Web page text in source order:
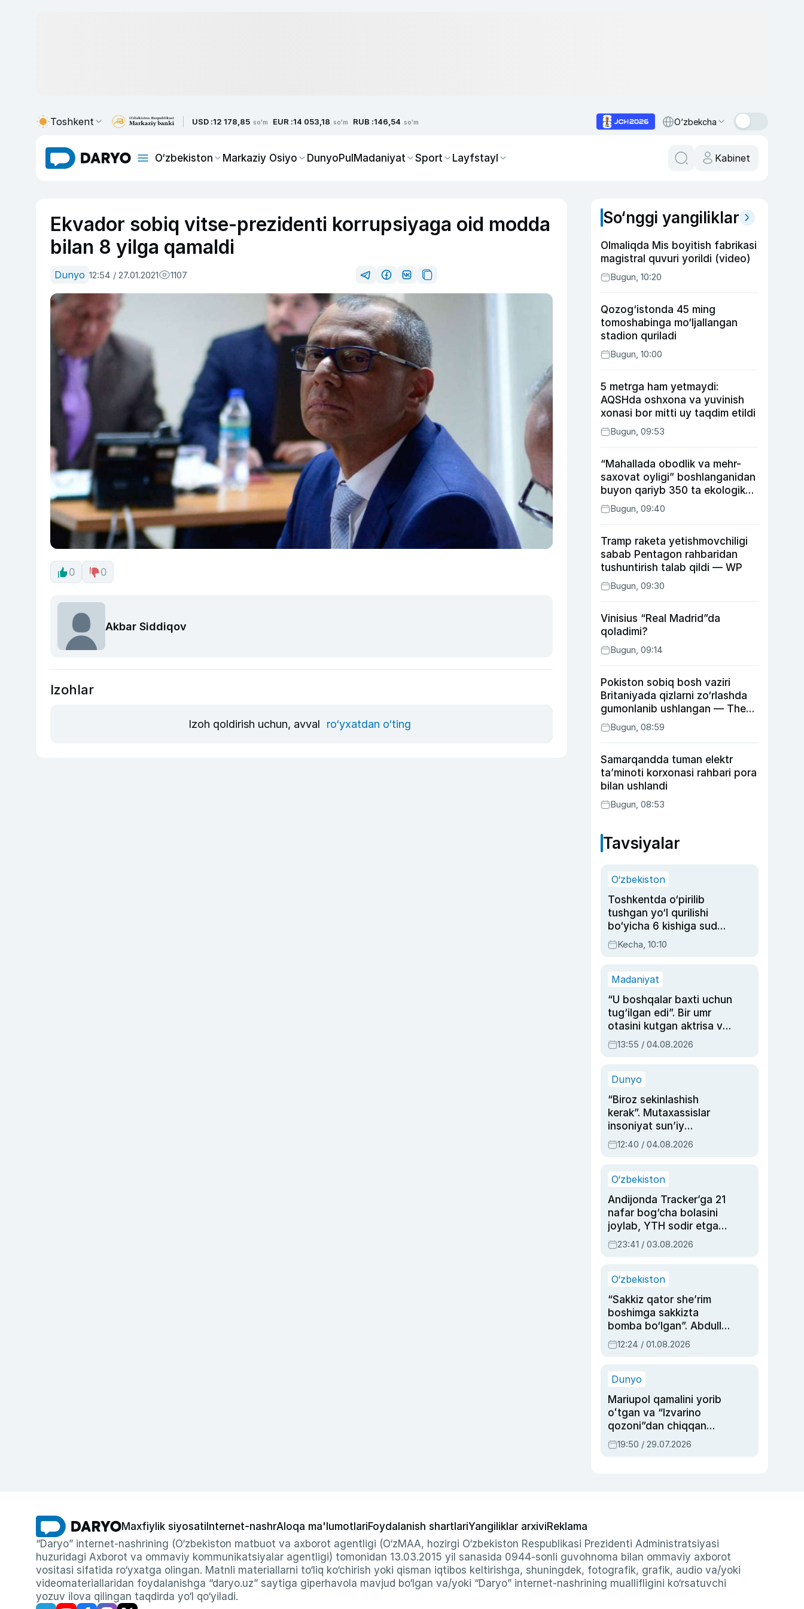
Toshkent USD :12 178,85 so'm EUR :14 053,18 so'm RUB :146,54 so'm O‘zbekcha
O‘zbekiston Markaziy Osiyo DunyoPulMadaniyat Sport Layfstayl Kabinet
Ekvador sobiq vitse-prezidenti korrupsiyaga oid modda
bilan 8 yilga qamaldi
Dunyo 12:54 / 27.01.2021 1107
0 0
Akbar Siddiqov
Izohlar
Izoh qoldirish uchun, avval ro‘yxatdan o‘ting
So‘nggi yangiliklar
Olmaliqda Mis boyitish fabrikasi
magistral quvuri yorildi (video)
Bugun, 10:20
Qozog‘istonda 45 ming
tomoshabinga mo‘ljallangan
stadion quriladi
Bugun, 10:00
5 metrga ham yetmaydi:
AQSHda oshxona va yuvinish
xonasi bor mitti uy taqdim etildi
Bugun, 09:53
“Mahallada obodlik va mehr-
saxovat oyligi” boshlanganidan
buyon qariyb 350 ta ekologik
huquqbuzarlik aniqlandi
Bugun, 09:40
Tramp raketa yetishmovchiligi
sabab Pentagon rahbaridan
tushuntirish talab qildi — WP
Bugun, 09:30
Vinisius “Real Madrid”da
qoladimi?
Bugun, 09:14
Pokiston sobiq bosh vaziri
Britaniyada qizlarni zo‘rlashda
gumonlanib ushlangan — The
Guardian
Bugun, 08:59
Samarqandda tuman elektr
ta’minoti korxonasi rahbari pora
bilan ushlandi
Bugun, 08:53
Tavsiyalar
O‘zbekiston
Toshkentda o‘pirilib
tushgan yo‘l qurilishi
bo‘yicha 6 kishiga sud
hukmi o‘qildi
Kecha, 10:10
Madaniyat
“U boshqalar baxti uchun
tug‘ilgan edi”. Bir umr
otasini kutgan aktrisa va
dublyaj ustasi Rimma
Ahmedovaning
13:55 / 04.08.2026
Dunyo
“Biroz sekinlashish
kerak”. Mutaxassislar
insoniyat sun’iy
intellektni boshqara
olmay qolishidan xavotir
12:40 / 04.08.2026
O‘zbekiston
Andijonda Tracker’ga 21
nafar bog‘cha bolasini
joylab, YTH sodir etgan
ayolga sud hukmi o‘qildi
23:41 / 03.08.2026
O‘zbekiston
“Sakkiz qator she’rim
boshimga sakkizta
bomba bo‘lgan”. Abdulla
Oripovni siyosiy
ayblovlardan asrab
12:24 / 01.08.2026
Dunyo
Mariupol qamalini yorib
oʻtgan va “Izvarino
qozoni”dan chiqqan
qahramon — Ukraina
armiyasi bosh
19:50 / 29.07.2026
Maxfiylik siyosati Internet-nashrAloqa ma'lumotlariFoydalanish shartlariYangiliklar arxiviReklama
“Daryo” internet-nashrining (O‘zbekiston matbuot va axborot agentligi (O‘zMAA, hozirgi O‘zbekiston Respublikasi Prezidenti Administratsiyasi
huzuridagi Axborot va ommaviy kommunikatsiyalar agentligi) tomonidan 13.03.2015 yil sanasida 0944-sonli guvohnoma bilan ommaviy axborot
vositasi sifatida ro‘yxatga olingan. Matnli materiallarni to‘liq ko‘chirish yoki qisman iqtibos keltirishga, shuningdek, fotografik, grafik, audio va/yoki
videomateriallaridan foydalanishga “daryo.uz” saytiga giperhavola mavjud bo‘lgan va/yoki “Daryo” internet-nashrining muallifligini ko‘rsatuvchi
yozuv ilova qilingan taqdirda yo‘l qo‘yiladi.